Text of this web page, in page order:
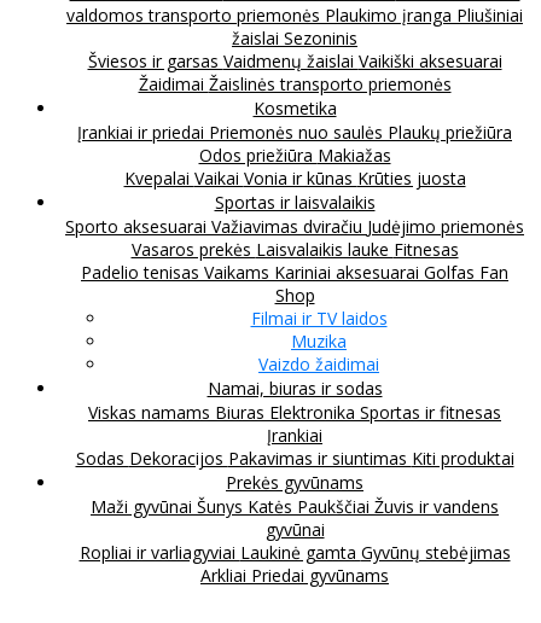
valdomos transporto priemonės Plaukimo įranga Pliušiniai
žaislai Sezoninis
Šviesos ir garsas Vaidmenų žaislai Vaikiški aksesuarai
Žaidimai Žaislinės transporto priemonės
Kosmetika
Įrankiai ir priedai Priemonės nuo saulės Plaukų priežiūra
Odos priežiūra Makiažas
Kvepalai Vaikai Vonia ir kūnas Krūties juosta
Sportas ir laisvalaikis
Sporto aksesuarai Važiavimas dviračiu Judėjimo priemonės
Vasaros prekės Laisvalaikis lauke Fitnesas
Padelio tenisas Vaikams Kariniai aksesuarai Golfas Fan
Shop
Filmai ir TV laidos
Muzika
Vaizdo žaidimai
Namai, biuras ir sodas
Viskas namams Biuras Elektronika Sportas ir fitnesas
Įrankiai
Sodas Dekoracijos Pakavimas ir siuntimas Kiti produktai
Prekės gyvūnams
Maži gyvūnai Šunys Katės Paukščiai Žuvis ir vandens
gyvūnai
Ropliai ir varliagyviai Laukinė gamta Gyvūnų stebėjimas
Arkliai Priedai gyvūnams